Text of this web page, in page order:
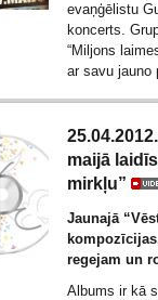
evaņģēlistu
koncerts.
“Miljons
ar savu jauno
maijā
mirkļu”
Jaunajā
regejam un
Albums ir kā